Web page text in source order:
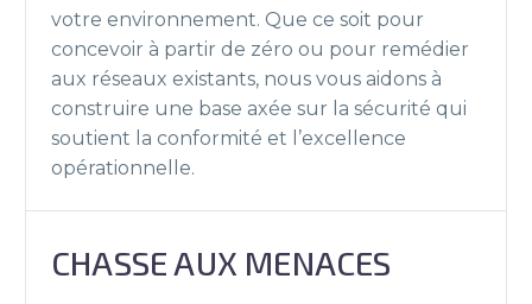
votre environnement. Que ce soit pour
concevoir à partir de zéro ou pour remédier
aux réseaux existants, nous vous aidons à
construire une base axée sur la sécurité qui
soutient la conformité et l’excellence
opérationnelle.
CHASSE AUX MENACES